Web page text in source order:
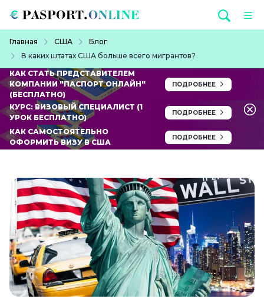
Главная США
Блог
В каких штатах США больше всего мигрантов?
КАК СТАТЬ ПРЕДСТАВИТЕЛЕМ
КОМПАНИИ "ПАСПОРТ ОНЛАЙН"
(БЕСПЛАТНО)
ПОДРОБНЕЕ
КУРС: ВИЗОВЫЙ СПЕЦИАЛИСТ (1
УРОК БЕСПЛАТНО)
ПОДРОБНЕЕ
КАК САМОСТОЯТЕЛЬНО
ОФОРМИТЬ ВИЗУ В США
ПОДРОБНЕЕ